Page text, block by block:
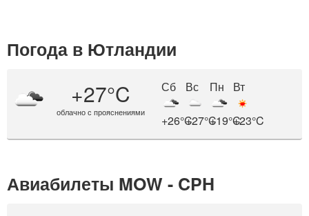
Погода в Ютландии
+27°C
облачно с прояснениями
Сб
+26°C
Вс
+27°C
Пн
+19°C
Вт
+23°C
Авиабилеты MOW - CPH